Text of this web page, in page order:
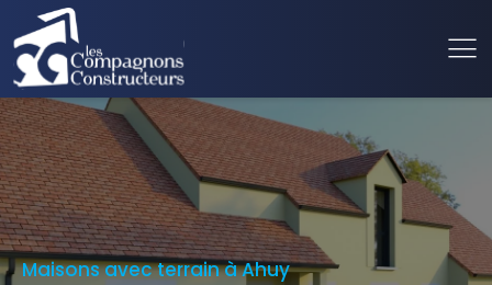
Maisons avec terrain à Ahuy